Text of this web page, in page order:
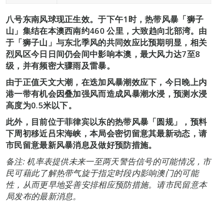
八号东南风球现正生效。于下午1时，热带风暴「狮子
山」集结在本澳西南约460 公里，大致趋向北部湾。由
于「狮子山」与东北季风的共同效应比预期明显，相关
烈风区今日日间仍会间中影响本澳，最大风力达7至8
级，并有频密大骤雨及雷暴。
由于正值天文大潮，在迭加风暴潮效应下，今日晚上内
港一带有机会因叠加强风而造成风暴潮水浸，预测水浸
高度为0.5米以下。
此外，目前位于菲律宾以东的热带风暴「圆规」，预料
下周初移近吕宋海峡，本局会密切留意其最新动态，请
市民留意最新风暴消息及做好预防措施。
备注: 机率表提供未来一至两天警告信号的可能情况，市
民可藉此了解热带气旋于指定时段内影响澳门的可能
性，从而更早地妥善安排相应预防措施。请市民留意本
局发布的最新消息。